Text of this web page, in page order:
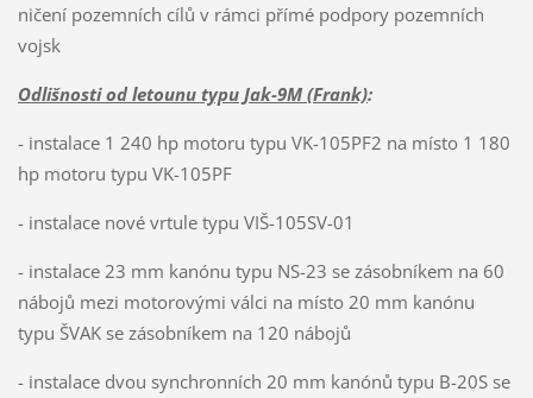
ničení pozemních cílů v rámci přímé podpory pozemních
vojsk
Odlišnosti od letounu typu Jak-9M (Frank):
- instalace 1 240 hp motoru typu VK-105PF2 na místo 1 180
hp motoru typu VK-105PF
- instalace nové vrtule typu VIŠ-105SV-01
- instalace 23 mm kanónu typu NS-23 se zásobníkem na 60
nábojů mezi motorovými válci na místo 20 mm kanónu
typu ŠVAK se zásobníkem na 120 nábojů
- instalace dvou synchronních 20 mm kanónů typu B-20S se